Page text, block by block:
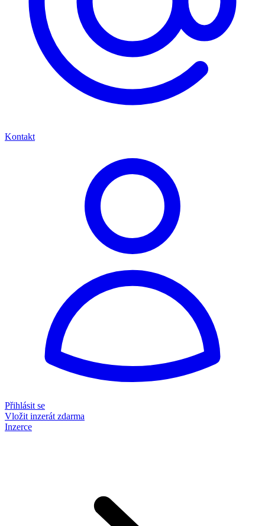
Kontakt
Přihlásit se
Vložit inzerát zdarma
Inzerce